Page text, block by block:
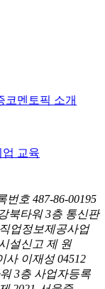
코멘토픽 소개
업 교육
호 487-86-00195
북타워 3층 통신판
업정보제공사업
설신고 제 원
사 이재성 04512
3층 사업자등록